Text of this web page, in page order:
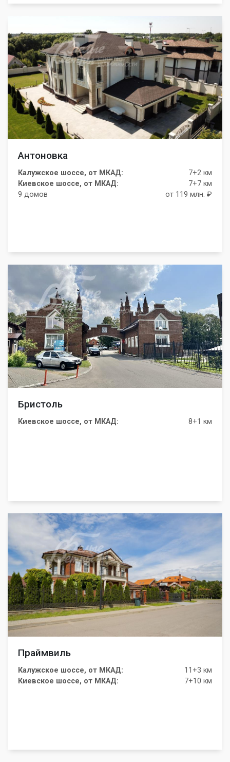
Антоновка
Калужское шоссе, от МКАД:
7+2 км
Киевское шоссе, от МКАД:
7+7 км
9 домов
от 119 млн. ₽
Бристоль
Киевское шоссе, от МКАД: 8+1 км
Праймвиль
Калужское шоссе, от МКАД:
11+3 км
Киевское шоссе, от МКАД:
7+10 км